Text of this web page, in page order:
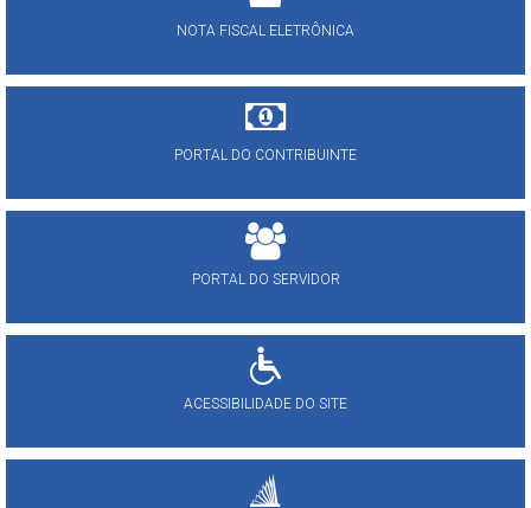
NOTA FISCAL ELETRÔNICA
PORTAL DO CONTRIBUINTE
PORTAL DO SERVIDOR
ACESSIBILIDADE DO SITE